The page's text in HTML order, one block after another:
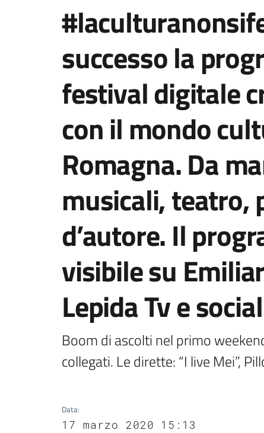
successo la
festival digitale
con il mondo
Romagna. Da
musicali, teatro,
d’autore. Il
visibile su
Lepida Tv e
Boom di ascolti nel primo
collegati. Le dirette: “I live Mei”,
Data:
17 marzo 2020 15:13